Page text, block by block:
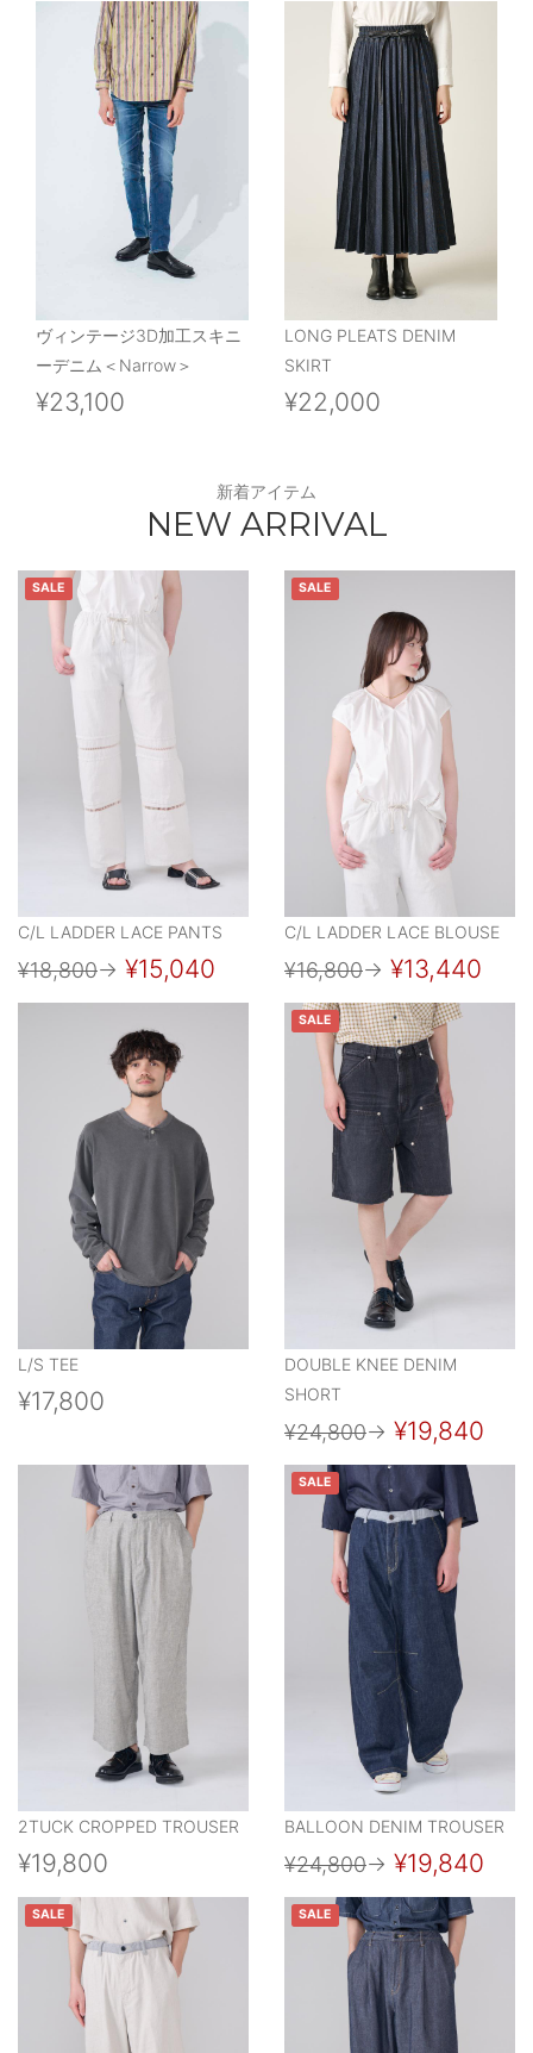
ヴィンテージ3D加工スキニ
ーデニム＜Narrow＞
¥23,100
LONG PLEATS DENIM
SKIRT
¥22,000
新着アイテム
NEW ARRIVAL
SALE
C/L LADDER LACE PANTS
¥18,800→ ¥15,040
SALE
C/L LADDER LACE BLOUSE
¥16,800→ ¥13,440
L/S TEE
¥17,800
SALE
DOUBLE KNEE DENIM
SHORT
¥24,800→ ¥19,840
2TUCK CROPPED TROUSER
¥19,800
SALE
BALLOON DENIM TROUSER
¥24,800→ ¥19,840
SALE SALE